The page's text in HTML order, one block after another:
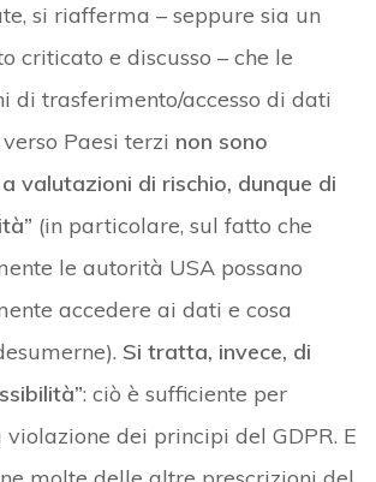
si riafferma – seppure sia un
criticato e discusso – che le
di trasferimento/accesso di dati
Paesi terzi non sono
valutazioni di rischio, dunque di
(in particolare, sul fatto che
le autorità USA possano
accedere ai dati e cosa
Si tratta, invece, di
: ciò è sufficiente per
violazione dei principi del GDPR. E